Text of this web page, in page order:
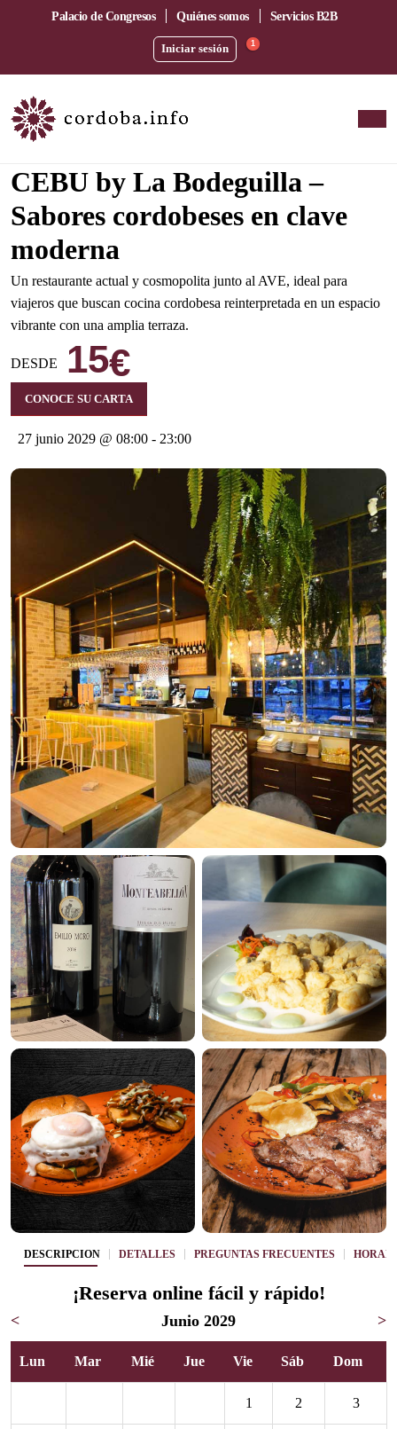
Palacio de Congresos Quiénes somos Servicios B2B
Iniciar sesión 1
CEBU by La Bodeguilla –
Sabores cordobeses en clave
moderna
Un restaurante actual y cosmopolita junto al AVE, ideal para
viajeros que buscan cocina cordobesa reinterpretada en un espacio
vibrante con una amplia terraza.
DESDE 15€
CONOCE SU CARTA
27 junio 2029 @ 08:00 - 23:00
DESCRIPCIÓN DETALLES PREGUNTAS FRECUENTES
¡Reserva online fácil y rápido!
< Junio 2029 >
Lun Mar Mié Jue Vie Sáb Dom
1 2 3